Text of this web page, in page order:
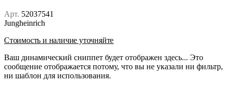
Арт. 52037541
Jungheinrich
Стоимость и наличие уточняйте
Ваш динамический сниппет будет отображен здесь... Это
сообщение отображается потому, что вы не указали ни фильтр,
ни шаблон для использования.